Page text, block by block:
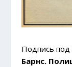
Подпись под
Барнс.